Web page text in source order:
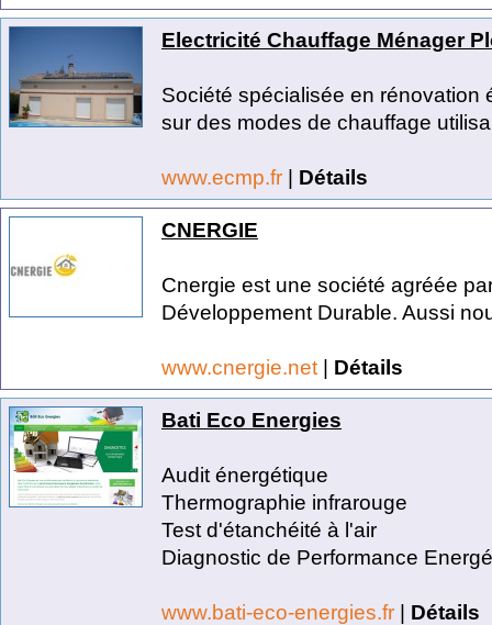
Electricité Chauffage Ménager
Société spécialisée en rénovation
sur des modes de chauffage
www.ecmp.fr | Détails
CNERGIE
Cnergie est une société agréée
Développement Durable. Aussi
www.cnergie.net | Détails
Bati Eco Energies
Audit énergétique
Thermographie infrarouge
Test d'étanchéité à l'air
Diagnostic de Performance
www.bati-eco-energies.fr | Détails